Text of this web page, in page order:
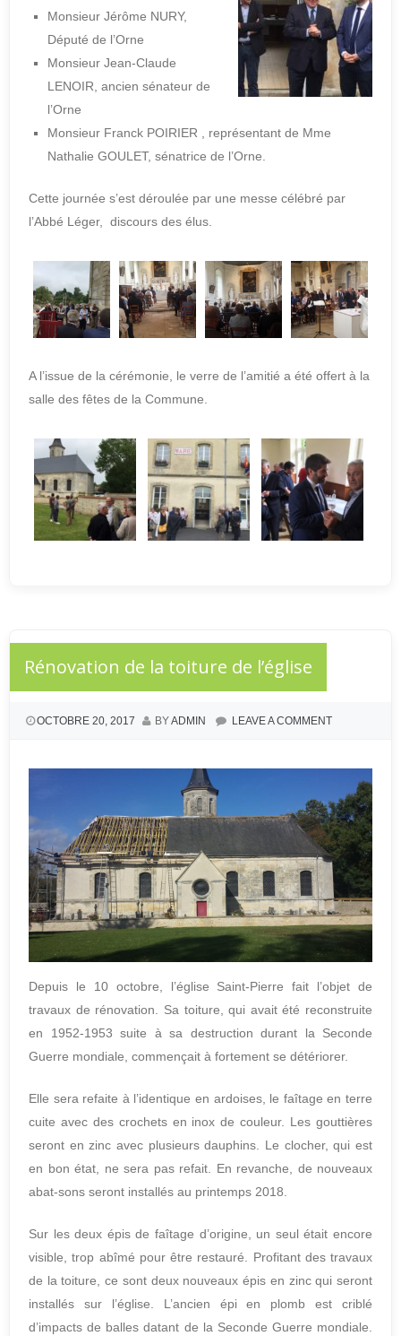
Monsieur Jérôme NURY,
Député de l’Orne
Monsieur Jean-Claude
LENOIR, ancien sénateur de
l’Orne
Monsieur Franck POIRIER , représentant de Mme
Nathalie GOULET, sénatrice de l’Orne.
Cette journée s’est déroulée par une messe célébré par
l’Abbé Léger, discours des élus.
A l’issue de la cérémonie, le verre de l’amitié a été offert à la
salle des fêtes de la Commune.
Rénovation de la toiture de l’église
OCTOBRE 20, 2017 BYADMIN LEAVE A COMMENT
Depuis le 10 octobre, l’église Saint-Pierre fait l’objet de
travaux de rénovation. Sa toiture, qui avait été reconstruite
en 1952-1953 suite à sa destruction durant la Seconde
Guerre mondiale, commençait à fortement se détériorer.
Elle sera refaite à l’identique en ardoises, le faîtage en terre
cuite avec des crochets en inox de couleur. Les gouttières
seront en zinc avec plusieurs dauphins. Le clocher, qui est
en bon état, ne sera pas refait. En revanche, de nouveaux
abat-sons seront installés au printemps 2018.
Sur les deux épis de faîtage d’origine, un seul était encore
visible, trop abîmé pour être restauré. Profitant des travaux
de la toiture, ce sont deux nouveaux épis en zinc qui seront
installés sur l’église. L’ancien épi en plomb est criblé
d’impacts de balles datant de la Seconde Guerre mondiale.